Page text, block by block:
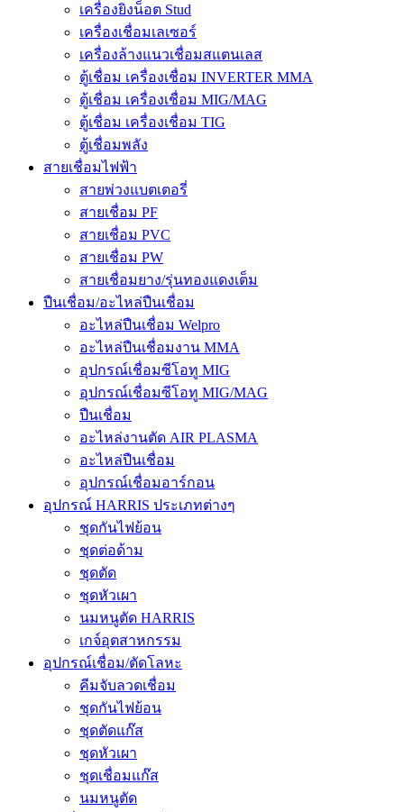
เครื่องยิงน็อต Stud
เครื่องเชื่อมเลเซอร์
เครื่องล้างแนวเชื่อมสแตนเลส
ตู้เชื่อม เครื่องเชื่อม INVERTER MMA
ตู้เชื่อม เครื่องเชื่อม MIG/MAG
ตู้เชื่อม เครื่องเชื่อม TIG
ตู้เชื่อมพลัง
สายเชื่อมไฟฟ้า
สายพ่วงแบตเตอรี่
สายเชื่อม PF
สายเชื่อม PVC
สายเชื่อม PW
สายเชื่อมยาง/รุ่นทองแดงเต็ม
ปืนเชื่อม/อะไหล่ปืนเชื่อม
อะไหล่ปืนเชื่อม Welpro
อะไหล่ปืนเชื่อมงาน MMA
อุปกรณ์เชื่อมซีโอทู MIG
อุปกรณ์เชื่อมซีโอทู MIG/MAG
ปืนเชื่อม
อะไหล่งานตัด AIR PLASMA
อะไหล่ปืนเชื่อม
อุปกรณ์เชื่อมอาร์กอน
อุปกรณ์ HARRIS ประเภทต่างๆ
ชุดกันไฟย้อน
ชุดต่อด้าม
ชุดตัด
ชุดหัวเผา
นมหนูตัด HARRIS
เกจ์อุตสาหกรรม
อุปกรณ์เชื่อม/ตัดโลหะ
คีมจับลวดเชื่อม
ชุดกันไฟย้อน
ชุดตัดแก๊ส
ชุดหัวเผา
ชุดเชื่อมแก๊ส
นมหนูตัด